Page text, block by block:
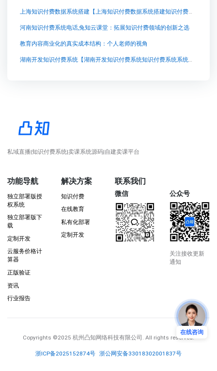
上海知识付费数据系统搭建【上海知识付费数据系统搭建知识付费系统系统怎么制作，知识付费系统搭建使用教程】
河南知识付费系统电话,兔知云课堂：拓展知识付费领域的创新之选
教育内容商业化的真实成本结构：个人老师的视角
湖南开发知识付费系统【湖南开发知识付费系统知识付费系统系统怎么制作，知识付费系统搭建使用教程】
私域直播|知识付费系统|卖课系统源码|自建卖课平台
功能导航
独立部署版授
权系统
独立部署版下
载
定制开发
云服务价格计
算器
正版验证
资讯
行业报告
解决方案
知识付费
在线教育
私有化部署
定制开发
联系我们
微信 公众号
关注接收更新
通知
Copyrights ©2025 杭州凸知网络科技有限公司 . All rights reserved.
浙ICP备2025152874号 浙公网安备33018302001837号
在线咨询